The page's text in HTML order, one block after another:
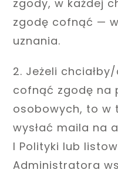
zgody, w każdej
zgodę cofnąć —
uznania.
2. Jeżeli
cofnąć zgodę na
osobowych, to w
wysłać maila na
I Polityki lub
Administratora